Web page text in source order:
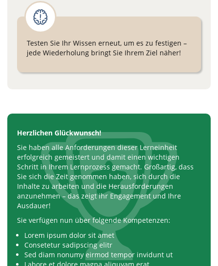
Testen Sie Ihr Wissen erneut, um es zu festigen –
jede Wiederholung bringt Sie Ihrem Ziel näher!
Herzlichen Glückwunsch!
Sie haben alle Anforderungen dieser Lerneinheit
erfolgreich gemeistert und damit einen wichtigen
Schritt in Ihrem Lernprozess gemacht. Großartig, dass
Sie sich die Zeit genommen haben, sich durch die
Inhalte zu arbeiten und die Herausforderungen
anzunehmen – das zeigt ihr Engagement und Ihre
Ausdauer!
Sie verfügen nun über folgende Kompetenzen:
Lorem ipsum dolor sit amet
Consetetur sadipscing elitr
Sed diam nonumy eirmod tempor invidunt ut